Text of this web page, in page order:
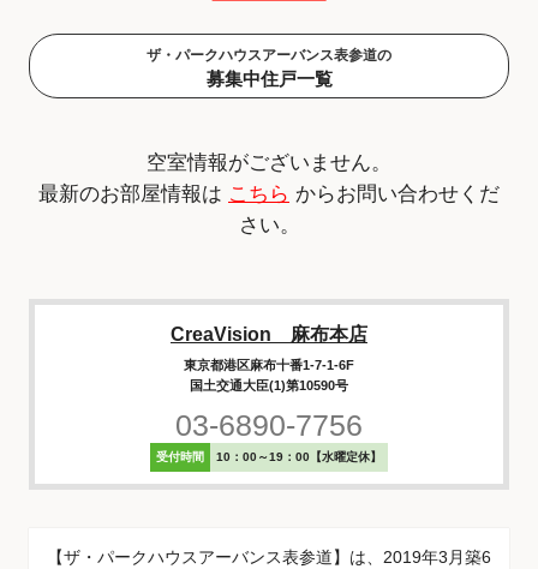
ザ・パークハウスアーバンス表参道の
募集中住戸一覧
空室情報がございません。
最新のお部屋情報は こちら からお問い合わせくだ
さい。
CreaVision 麻布本店
東京都港区麻布十番1-7-1-6F
国土交通大臣(1)第10590号
03-6890-7756
受付時間 10：00～19：00【水曜定休】
【ザ・パークハウスアーバンス表参道】は、2019年3月築6